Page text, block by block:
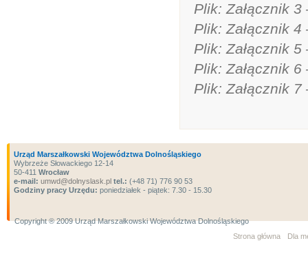
Plik: Załącznik
Plik: Załącznik
Plik: Załącznik
Plik: Załącznik
Plik: Załącznik
Urząd Marszałkowski Województwa Dolnośląskiego
Wybrzeże Słowackiego 12-14
50-411 Wrocław
e-mail: umwd@dolnyslask.pl tel.: (+48 71) 776 90 53
Godziny pracy Urzędu: poniedziałek - piątek: 7.30 - 15.30
Copyright ® 2009 Urząd Marszałkowski Województwa Dolnośląskiego
Strona główna
Dla